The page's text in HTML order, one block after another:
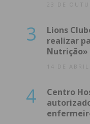
23 DE
3
Lions
realizar
Nutrição»
14 DE ABRIL
4
Centro